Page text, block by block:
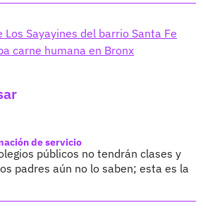
Los Sayayines del barrio Santa Fe
carne humana en Bronx
de servicio
públicos no tendrán clases y
padres aún no lo saben; esta es la